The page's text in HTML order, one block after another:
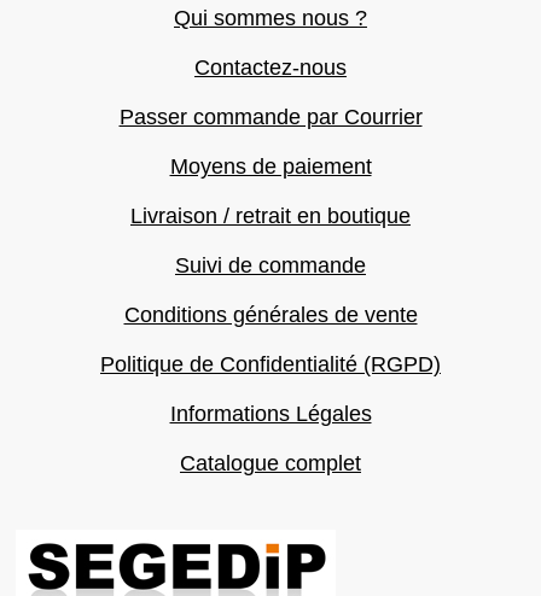
Qui sommes nous ?
Contactez-nous
Passer commande par Courrier
Moyens de paiement
Livraison / retrait en boutique
Suivi de commande
Conditions générales de vente
Politique de Confidentialité (RGPD)
Informations Légales
Catalogue complet